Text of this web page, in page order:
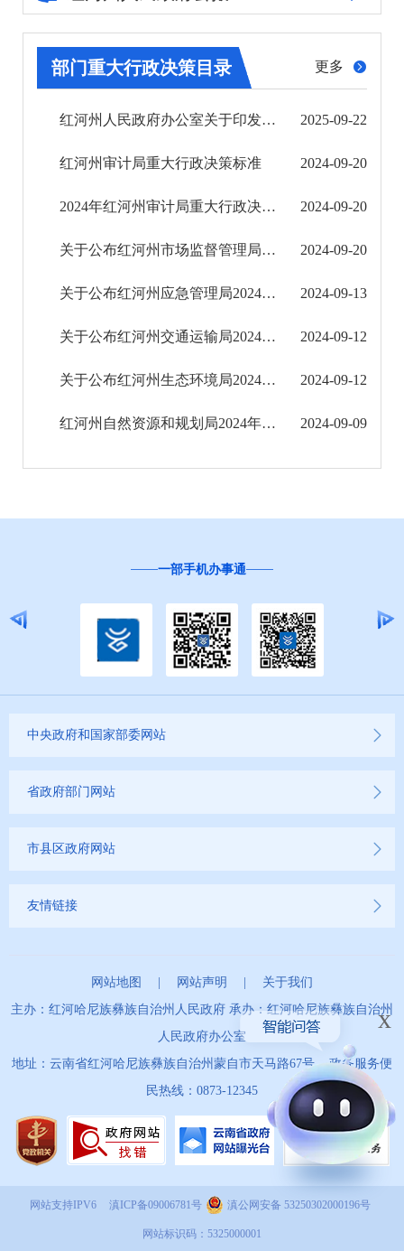
自然资源
公安司法
建议提案办理
重大建设项目
重大民生信息
财务信息
部门重大行政决策目录
红河州人民政府办公室关于印发红河州人民政府2025年重大行政决策事项目录的通知 2025-09-22
红河州审计局重大行政决策标准 2024-09-20
2024年红河州审计局重大行政决策事项目录清单 2024-09-20
关于公布红河州市场监督管理局2024年度重大行政决策事项目录的通告 2024-09-20
关于公布红河州应急管理局2024年度重大行政决策事项目录的通告 2024-09-13
关于公布红河州交通运输局2024年度重大行政决策事项目录的通告 2024-09-12
关于公布红河州生态环境局2024年度重大行政决策事项目录的通告 2024-09-12
红河州自然资源和规划局2024年重大行政决策事项目录标准（试行） 2024-09-09
更多
一部手机办事通
中央政府和国家部委网站
省政府部门网站
市县区政府网站
友情链接
网站地图 | 网站声明 | 关于我们
主办：红河哈尼族彝族自治州人民政府 承办：红河哈尼族彝族自治州
人民政府办公室
地址：云南省红河哈尼族彝族自治州蒙自市天马路67号 政务服务便
民热线：0873-12345
x
网站支持IPV6 滇ICP备09006781号 滇公网安备 53250302000196号
网站标识码：5325000001